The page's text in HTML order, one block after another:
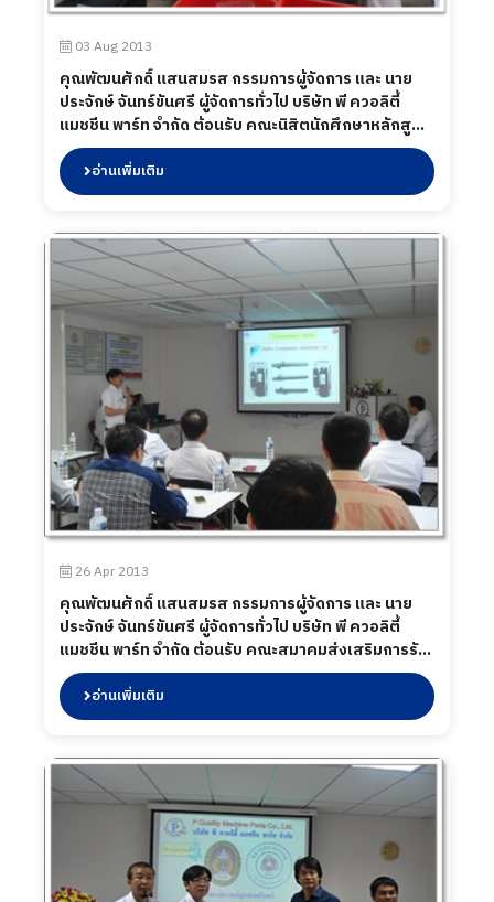
03 Aug 2013
คุณพัฒนศักดิ์ แสนสมรส กรรมการผู้จัดการ และ นาย
ประจักษ์ จันทร์ขันศรี ผู้จัดการทั่วไป บริษัท พี ควอลิตี้
แมชชีน พาร์ท จำกัด ต้อนรับ คณะนิสิตนักศึกษาหลักสูตร
บริหารธุรกิจมหาบัณฑิต สำหรับผู้บริหาร(กลุ่มบริหาร
ระดับต้น) รุ่นที่ 23 วิทยาลัยพาณิชยศาสตร์ มหาวิทยาลัย
บูรพา"โครงการศึกษาดูงานเพื่อเพิ่มพูนความรู้และเสริม
อ่านเพิ่มเติม
26 Apr 2013
คุณพัฒนศักดิ์ แสนสมรส กรรมการผู้จัดการ และ นาย
ประจักษ์ จันทร์ขันศรี ผู้จัดการทั่วไป บริษัท พี ควอลิตี้
แมชชีน พาร์ท จำกัด ต้อนรับ คณะสมาคมส่งเสริมการรับ
ช่วงการผลิตไทย เข้ามาศึกษาดูงาน เมื่อวัน 26 เมษายน
พ.ศ. 2556อ่านเพิ่มเติม